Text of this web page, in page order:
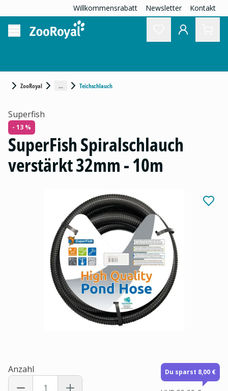
Willkommensrabatt Newsletter Kontakt
ZooRoyal ... Teichschlauch
Superfish
- 13 %
SuperFish Spiralschlauch
verstärkt 32mm - 10m
Anzahl Du sparst 8,00 €